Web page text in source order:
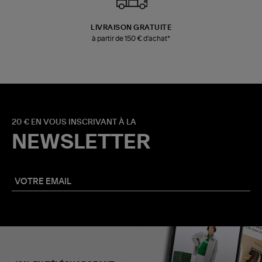
LIVRAISON GRATUITE
à partir de 150 € d'achat*
20 € EN VOUS INSCRIVANT À LA
NEWSLETTER